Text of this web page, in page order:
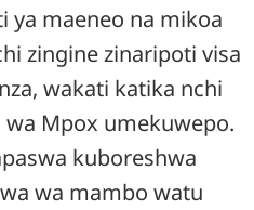
ya maeneo na mikoa
zingine zinaripoti visa
wakati katika nchi
Mpox umekuwepo.
kuboreshwa
wa mambo watu